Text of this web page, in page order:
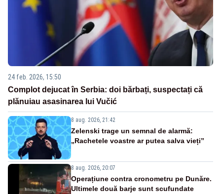
24 feb. 2026, 15:50
Complot dejucat în Serbia: doi bărbați, suspectați că
plănuiau asasinarea lui Vučić
8 aug. 2026, 21:42
Zelenski trage un semnal de alarmă:
„Rachetele voastre ar putea salva vieți”
8 aug. 2026, 20:07
Operațiune contra cronometru pe Dunăre.
Ultimele două barje sunt scufundate